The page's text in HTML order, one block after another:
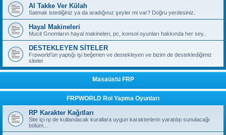
Al Takke Ver Külah
Satmak istediğiniz ya da aradığınız şeyler mi var? Doğru yerdesiniz.
Hayal Makineleri
Mucit Gnomların hayal makineleri, pc, konsol oyunları hakkında her sey..
DESTEKLEYEN SİTELER
Frpworld'ün yaptığı işi beğenen ve destekleyen ve bizim de desteklediğimiz
siteler
Masaüstü FRP
FRPWORLD Rol Yapma Oyunları
RP Karakter Kağıtları
Site içi rp de kullanılacak kurallara uygun karakterlerin yaratılıp sunulacağı
bölüm...